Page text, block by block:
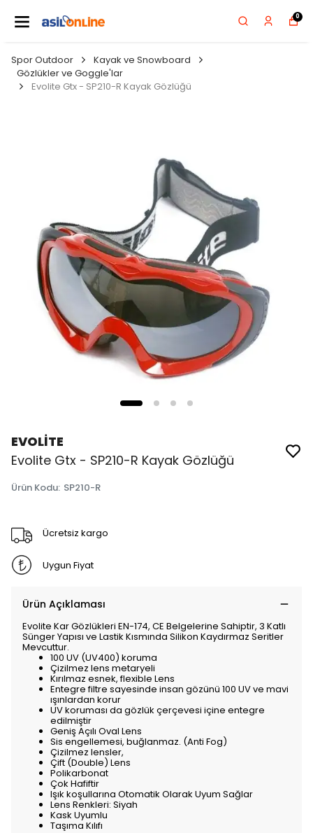
0
Spor Outdoor
Kayak ve Snowboard
Gözlükler ve Goggle'lar
Evolite Gtx - SP210-R Kayak Gözlüğü
EVOLİTE
Evolite Gtx - SP210-R Kayak Gözlüğü
Ürün Kodu: SP210-R
Ücretsiz kargo
Uygun Fiyat
Ürün Açıklaması
Evolite Kar Gözlükleri EN-174, CE Belgelerine Sahiptir, 3 Katlı
Sünger Yapısı ve Lastik Kısmında Silikon Kaydırmaz Seritler
Mevcuttur.
100 UV (UV400) koruma
Çizilmez lens metaryeli
Kırılmaz esnek, flexible Lens
Entegre filtre sayesinde insan gözünü 100 UV ve mavi
ışınlardan korur
UV koruması da gözlük çerçevesi içine entegre
edilmiştir
Geniş Açılı Oval Lens
Sis engellemesi, buğlanmaz. (Anti Fog)
Çizilmez lensler,
Çift (Double) Lens
Polikarbonat
Çok Hafiftir
Işık koşullarına Otomatik Olarak Uyum Sağlar
Lens Renkleri: Siyah
Kask Uyumlu
Taşıma Kılıfı